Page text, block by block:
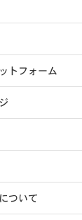
トフォーム
ついて